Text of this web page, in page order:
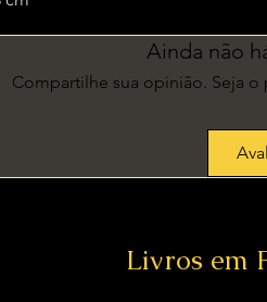
Ainda não
Compartilhe sua opinião. Seja o
Livros em